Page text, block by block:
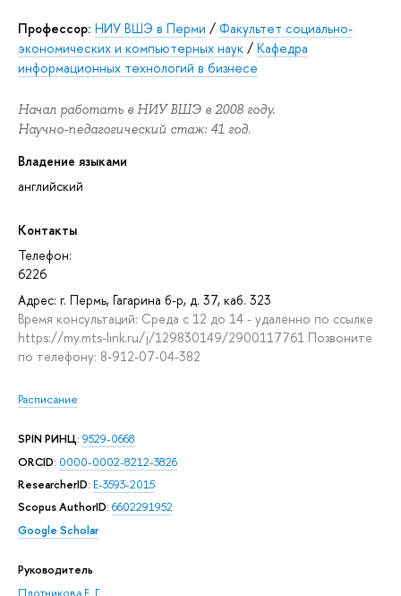
Профессор: НИУ ВШЭ в Перми / Факультет социально-
экономических и компьютерных наук / Кафедра
информационных технологий в бизнесе
Начал работать в НИУ ВШЭ в 2008 году.
Научно-педагогический стаж: 41 год.
Владение языками
английский
Контакты
Телефон:
6226
Адрес: г. Пермь, Гагарина б-р, д. 37, каб. 323
Время консультаций: Среда с 12 до 14 - удаленно по ссылке
https://my.mts-link.ru/j/129830149/2900117761 Позвоните
по телефону: 8-912-07-04-382
Расписание
SPIN РИНЦ: 9529-0668
ORCID: 0000-0002-8212-3826
ResearcherID: E-3593-2015
Scopus AuthorID: 6602291952
Google Scholar
Руководитель
Плотникова Е. Г.